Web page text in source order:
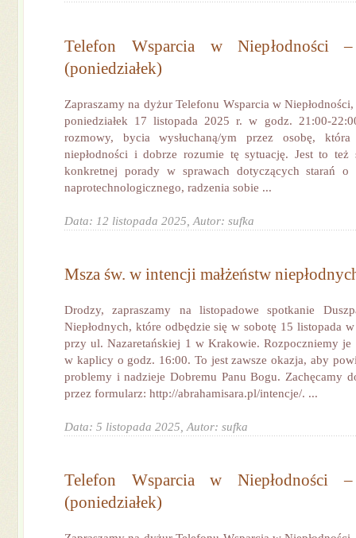
Telefon Wsparcia w Niepłodności
(poniedziałek)
Zapraszamy na dyżur Telefonu Wsparcia w
poniedziałek 17 listopada 2025 r. w godz. 21:00-
rozmowy, bycia wysłuchaną/ym przez osobę, która
niepłodności i dobrze rozumie tę sytuację. Jest to też
konkretnej porady w sprawach dotyczących starań o
naprotechnologicznego, radzenia sobie ...
Data: 12 listopada 2025, Autor: sufka
Msza św. w intencji małżeństw
Drodzy, zapraszamy na listopadowe spotkanie
Niepłodnych, które odbędzie się w sobotę 15 listopada
przy ul. Nazaretańskiej 1 w Krakowie. Rozpoczniemy je
w kaplicy o godz. 16:00. To jest zawsze okazja, aby
problemy i nadzieje Dobremu Panu Bogu. Zachęcamy
przez formularz: http://abrahamisara.pl/intencje/. ...
Data: 5 listopada 2025, Autor: sufka
Telefon Wsparcia w Niepłodności
(poniedziałek)